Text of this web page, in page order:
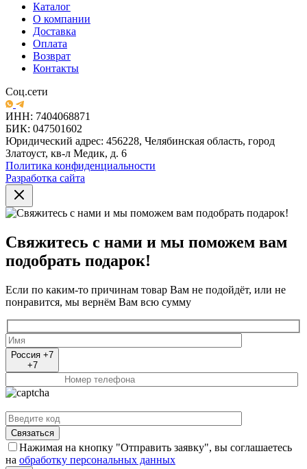
Каталог
О компании
Доставка
Оплата
Возврат
Контакты
Соц.сети
ИНН: 7404068871
БИК: 047501602
Юридический адрес: 456228, Челябинская область, город
Златоуст, кв-л Медик, д. 6
Политика конфиденциальности
Разработка сайта
Свяжитесь с нами и мы поможем вам
подобрать подарок!
Если по каким-то причинам товар Вам не подойдёт, или не
понравится, мы вернём Вам всю сумму
Россия +7
+7
Нажимая на кнопку "Отправить заявку", вы соглашаетесь
на обработку персональных данных